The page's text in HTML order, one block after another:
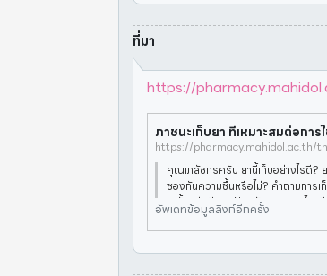
ที่มา
https://
คุณเภสัชกรครับ ยานี้เก็บอย่างไรดี?
ซองกันความชื้นหรือไม่? คำถามการ
ก ตั้งแต่อดีตจนปัจจุบัน เพราะอะไร
ผู้ใช้ยา
อัพเดทข้อมูลลิงก์อีกครั้ง